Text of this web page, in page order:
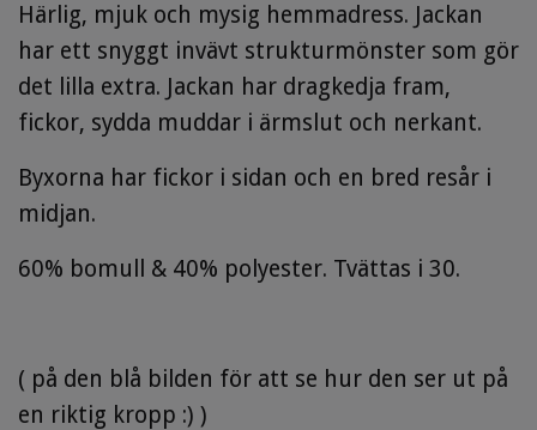
Härlig, mjuk och mysig hemmadress. Jackan
har ett snyggt invävt strukturmönster som gör
det lilla extra. Jackan har dragkedja fram,
fickor, sydda muddar i ärmslut och nerkant.
Byxorna har fickor i sidan och en bred resår i
midjan.
60% bomull & 40% polyester. Tvättas i 30.
( på den blå bilden för att se hur den ser ut på
en riktig kropp :) )